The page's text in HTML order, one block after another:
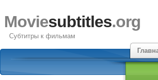
Moviesubtitles.org
Субтитры к фильмам